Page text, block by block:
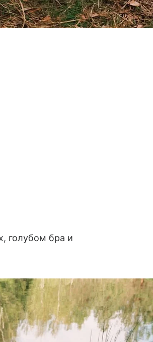
голубом бра и